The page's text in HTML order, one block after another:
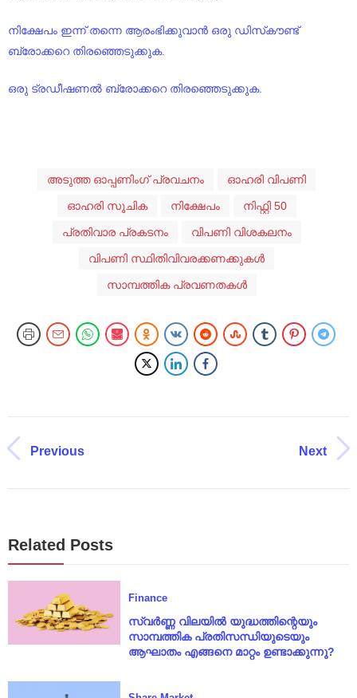
നിക്ഷേപം ഇന്ന് തന്നെ ആരംഭിക്കുവാൻ ഒരു ഡിസ്‌കൗണ്ട്
ബ്രോക്കറെ തിരഞ്ഞെടുക്കുക.
ഒരു ട്രഡീഷണൽ ബ്രോക്കറെ തിരഞ്ഞെടുക്കുക.
അടുത്ത ഓപ്പണിംഗ് പ്രവചനം ഓഹരി വിപണി
ഓഹരി സൂചിക നിക്ഷേപം നിഫ്റ്റി 50
പ്രതിവാര പ്രകടനം വിപണി വിശകലനം
വിപണി സ്ഥിതിവിവരക്കണക്കുകൾ
സാമ്പത്തിക പ്രവണതകൾ
Previous Next
Related Posts
Finance
സ്വർണ്ണ വിലയിൽ യുദ്ധത്തിന്റെയും
സാമ്പത്തിക പ്രതിസന്ധിയുടെയും
ആഘാതം എങ്ങനെ മാറ്റം ഉണ്ടാക്കുന്നു?